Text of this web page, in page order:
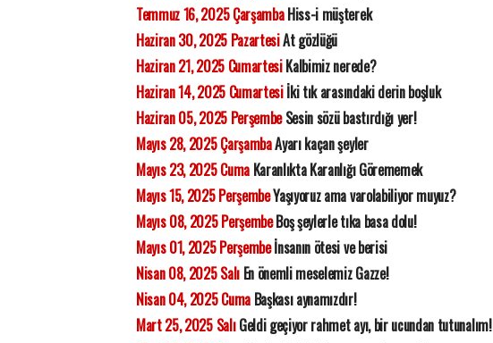
Temmuz 16, 2025 ÇarşambaHiss-i müşterek
Haziran 30, 2025 PazartesiAt gözlüğü
Haziran 21, 2025 CumartesiKalbimiz nerede?
Haziran 14, 2025 Cumartesiİki tık arasındaki derin boşluk
Haziran 05, 2025 PerşembeSesin sözü bastırdığı yer!
Mayıs 28, 2025 ÇarşambaAyarı kaçan şeyler
Mayıs 23, 2025 CumaKaranlıkta Karanlığı Görememek
Mayıs 15, 2025 PerşembeYaşıyoruz ama varolabiliyor muyuz?
Mayıs 08, 2025 PerşembeBoş şeylerle tıka basa dolu!
Mayıs 01, 2025 Perşembeİnsanın ötesi ve berisi
Nisan 08, 2025 SalıEn önemli meselemiz Gazze!
Nisan 04, 2025 CumaBaşkası aynamızdır!
Mart 25, 2025 SalıGeldi geçiyor rahmet ayı, bir ucundan tutunalım!